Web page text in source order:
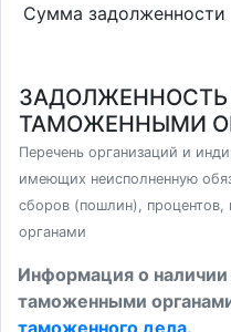
Сумма задолженности
ЗАДОЛЖЕННОСТЬ
ТАМОЖЕННЫМИ
Перечень организаций и
имеющих неисполненную
сборов (пошлин),
органами
Информация о
таможенными
таможенного дела.